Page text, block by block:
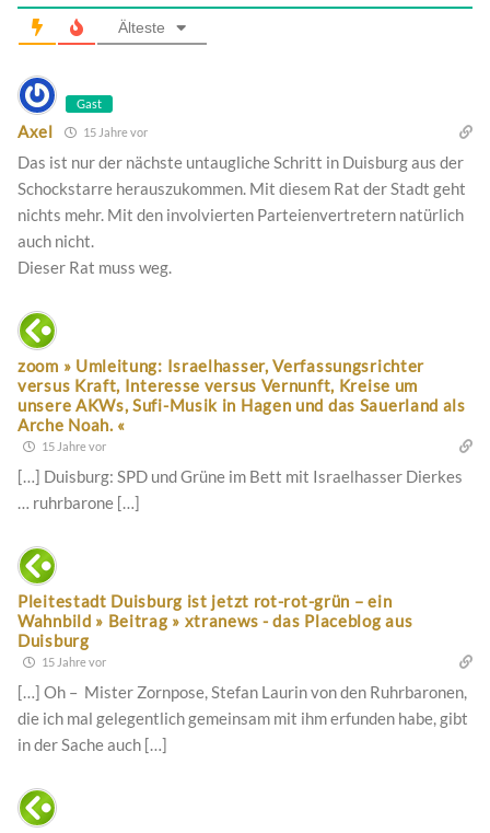
Älteste
Gast
Axel 15 Jahre vor
Das ist nur der nächste untaugliche Schritt in Duisburg aus der
Schockstarre herauszukommen. Mit diesem Rat der Stadt geht
nichts mehr. Mit den involvierten Parteienvertretern natürlich
auch nicht.
Dieser Rat muss weg.
zoom » Umleitung: Israelhasser, Verfassungsrichter
versus Kraft, Interesse versus Vernunft, Kreise um
unsere AKWs, Sufi-Musik in Hagen und das Sauerland als
Arche Noah. «
15 Jahre vor
[…] Duisburg: SPD und Grüne im Bett mit Israelhasser Dierkes
… ruhrbarone […]
Pleitestadt Duisburg ist jetzt rot-rot-grün – ein
Wahnbild » Beitrag » xtranews - das Placeblog aus
Duisburg
15 Jahre vor
[…] Oh – Mister Zornpose, Stefan Laurin von den Ruhrbaronen,
die ich mal gelegentlich gemeinsam mit ihm erfunden habe, gibt
in der Sache auch […]